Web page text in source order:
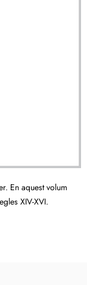
En aquest volum
XIV-XVI.